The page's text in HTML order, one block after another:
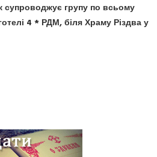
супроводжує групу по всьому
4 * РДМ, біля Храму Різдва у